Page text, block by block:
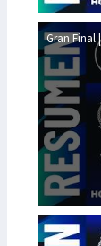
Gran